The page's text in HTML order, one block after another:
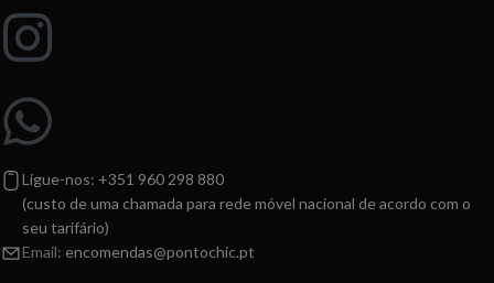
Ligue-nos: +351 960 298 880
(custo de uma chamada para rede móvel nacional de acordo com o
seu tarifário)
Email: encomendas@pontochic.pt